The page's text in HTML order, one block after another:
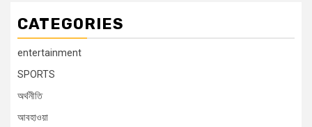
CATEGORIES
entertainment
SPORTS
অর্থনীতি
আবহাওয়া